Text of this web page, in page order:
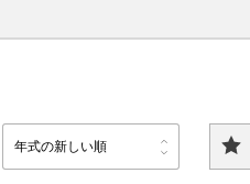
年式の新しい順
年式の新しい順